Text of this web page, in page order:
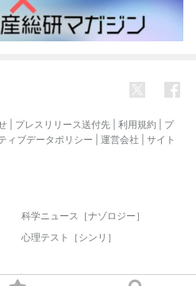
プレスリリース送付先 利用規約
プ
ィブデータポリシー 運営会社
サイト
科学ニュース［ナゾロジー］
心理テスト［シンリ］